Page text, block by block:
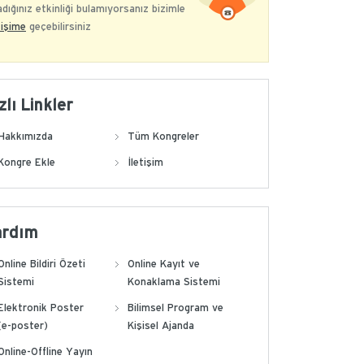
etkinliği bulamıyorsanız bizimle
geçebilirsiniz
Linkler
Tüm Kongreler
Ekle İletişim
Bildiri Özeti
Online Kayıt ve
Konaklama Sistemi
Poster
poster)
Bilimsel Program ve
Kişisel Ajanda
Offline Yayın